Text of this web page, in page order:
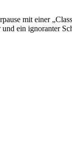
mit einer
ein ignoranter